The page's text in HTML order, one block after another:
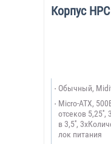
Корпус
Обычный,
Micro-ATX,
отсеков 5,25'',
в 3,5'',
лок питания